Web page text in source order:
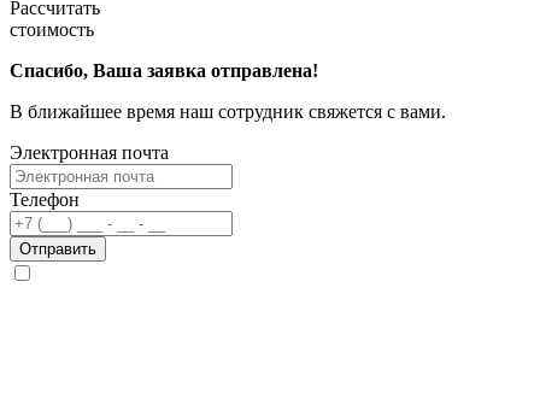
Рассчитать
стоимость
Спасибо, Ваша заявка отправлена!
В ближайшее время наш сотрудник свяжется с вами.
Электронная почта
Телефон
Отправить